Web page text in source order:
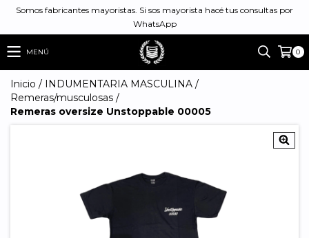
Somos fabricantes mayoristas. Si sos mayorista hacé tus consultas por
WhatsApp
MENÚ 0
Inicio / INDUMENTARIA MASCULINA /
Remeras/musculosas /
Remeras oversize Unstoppable 00005